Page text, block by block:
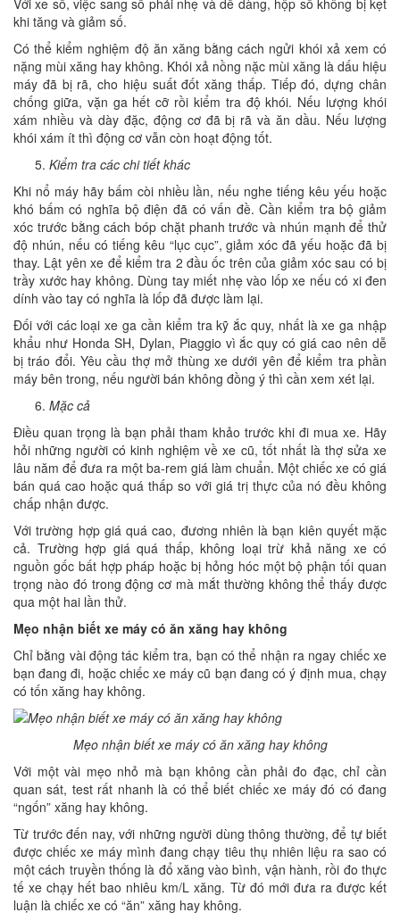
khi tăng và giảm số.
Có thể kiểm nghiệm độ ăn xăng bằng cách ngửi khói xả xem có
nặng mùi xăng hay không. Khói xả nồng nặc mùi xăng là dấu hiệu
máy đã bị rã, cho hiệu suất đốt xăng thấp. Tiếp đó, dựng chân
chống giữa, vặn ga hết cỡ rồi kiểm tra độ khói. Nếu lượng khói
xám nhiều và dày đặc, động cơ đã bị rã và ăn dầu. Nếu lượng
khói xám ít thì động cơ vẫn còn hoạt động tốt.
Kiểm tra các chi tiết khác
Khi nổ máy hãy bấm còi nhiều lần, nếu nghe tiếng kêu yếu hoặc
khó bấm có nghĩa bộ điện đã có vấn đề. Cần kiểm tra bộ giảm
xóc trước bằng cách bóp chặt phanh trước và nhún mạnh để thử
độ nhún, nếu có tiếng kêu “lục cục”, giảm xóc đã yếu hoặc đã bị
thay. Lật yên xe để kiểm tra 2 đầu ốc trên của giảm xóc sau có bị
trầy xước hay không. Dùng tay miết nhẹ vào lốp xe nếu có xi đen
dính vào tay có nghĩa là lốp đã được làm lại.
Đối với các loại xe ga cần kiểm tra kỹ ắc quy, nhất là xe ga nhập
khẩu như Honda SH, Dylan, Piaggio vì ắc quy có giá cao nên dễ
bị tráo đổi. Yêu cầu thợ mở thùng xe dưới yên để kiểm tra phần
máy bên trong, nếu người bán không đồng ý thì cần xem xét lại.
Mặc cả
Điều quan trọng là bạn phải tham khảo trước khi đi mua xe. Hãy
hỏi những người có kinh nghiệm về xe cũ, tốt nhất là thợ sửa xe
lâu năm để đưa ra một ba-rem giá làm chuẩn. Một chiếc xe có giá
bán quá cao hoặc quá thấp so với giá trị thực của nó đều không
chấp nhận được.
Với trường hợp giá quá cao, đương nhiên là bạn kiên quyết mặc
cả. Trường hợp giá quá thấp, không loại trừ khả năng xe có
nguồn gốc bất hợp pháp hoặc bị hỏng hóc một bộ phận tối quan
trọng nào đó trong động cơ mà mắt thường không thể thấy được
qua một hai lần thử.
Mẹo nhận biết xe máy có ăn xăng hay không
Chỉ bằng vài động tác kiểm tra, bạn có thể nhận ra ngay chiếc xe
bạn đang đi, hoặc chiếc xe máy cũ bạn đang có ý định mua, chạy
có tốn xăng hay không.
Mẹo nhận biết xe máy có ăn xăng hay không
Với một vài mẹo nhỏ mà bạn không cần phải đo đạc, chỉ cần
quan sát, test rất nhanh là có thể biết chiếc xe máy đó có đang
“ngốn” xăng hay không.
Từ trước đến nay, với những người dùng thông thường, để tự biết
được chiếc xe máy mình đang chạy tiêu thụ nhiên liệu ra sao có
một cách truyền thống là đổ xăng vào bình, vận hành, rồi đo thực
tế xe chạy hết bao nhiêu km/L xăng. Từ đó mới đưa ra được kết
luận là chiếc xe có “ăn” xăng hay không.